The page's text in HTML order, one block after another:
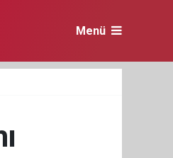
Menü